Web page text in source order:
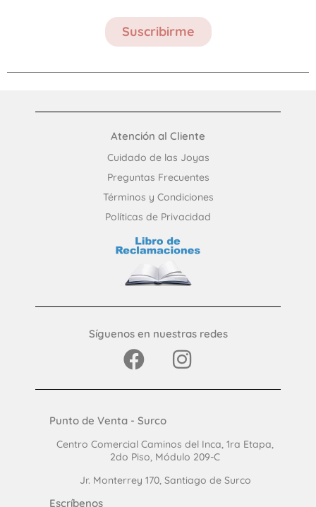
Suscribirme
Atención al Cliente
Cuidado de las Joyas
Preguntas Frecuentes​
Términos y Condiciones
Políticas de Privacidad
Síguenos en nuestras redes
Punto de Venta - Surco
Centro Comercial Caminos del Inca, 1ra Etapa,
2do Piso, Módulo 209-C
Jr. Monterrey 170, Santiago de Surco
Escríbenos